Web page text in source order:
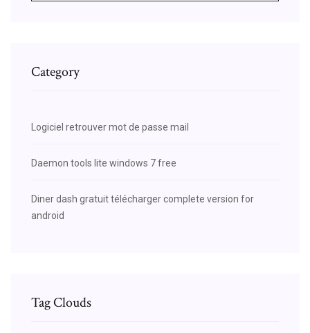
Category
Logiciel retrouver mot de passe mail
Daemon tools lite windows 7 free
Diner dash gratuit télécharger complete version for
android
Tag Clouds